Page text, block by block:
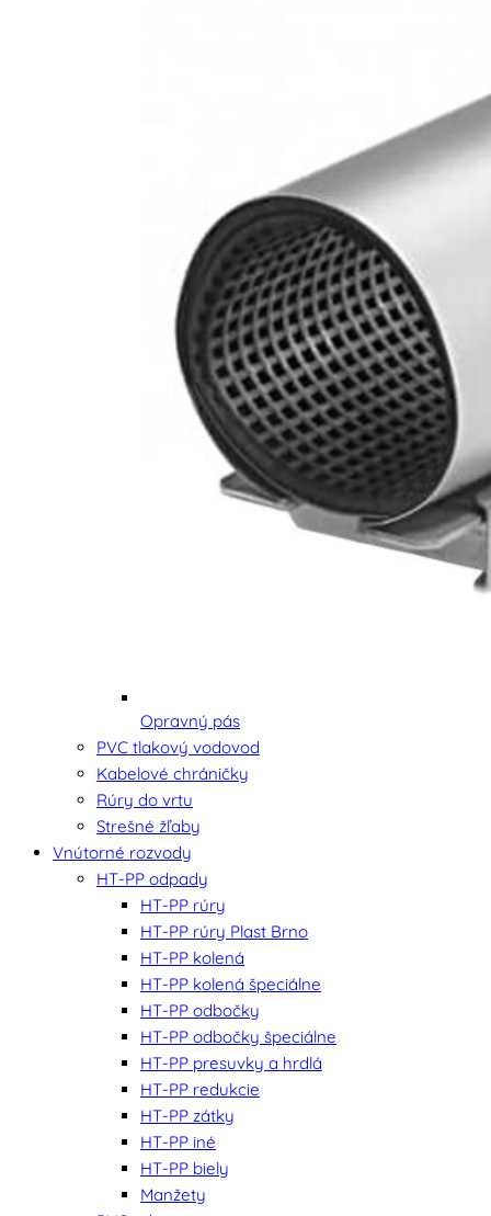
Opravný pás
PVC tlakový vodovod
Kabelové chráničky
Rúry do vrtu
Strešné žľaby
Vnútorné rozvody
HT-PP odpady
HT-PP rúry
HT-PP rúry Plast Brno
HT-PP kolená
HT-PP kolená špeciálne
HT-PP odbočky
HT-PP odbočky špeciálne
HT-PP presuvky a hrdlá
HT-PP redukcie
HT-PP zátky
HT-PP iné
HT-PP biely
Manžety